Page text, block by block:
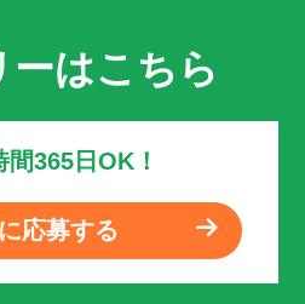
ーはこちら
間365日OK！
応募する